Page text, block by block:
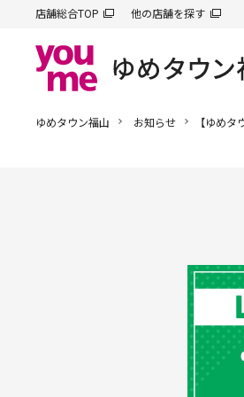
店舗総合TOP 他の店舗を探す
ゆめタウン福山 お知らせ 【ゆめタ